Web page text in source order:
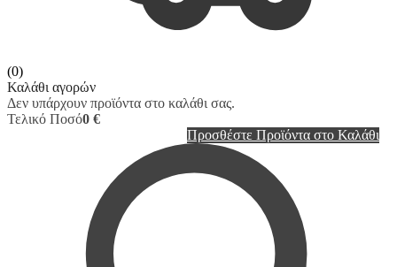
(0)
Καλάθι αγορών
Δεν υπάρχουν προϊόντα στο καλάθι σας.
Τελικό Ποσό0 €
Προσθέστε Προϊόντα στο Καλάθι